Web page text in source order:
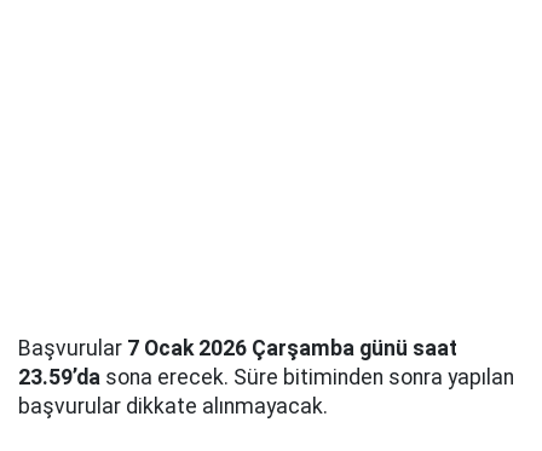
Başvurular 7 Ocak 2026 Çarşamba günü saat
23.59’da sona erecek. Süre bitiminden sonra yapılan
başvurular dikkate alınmayacak.